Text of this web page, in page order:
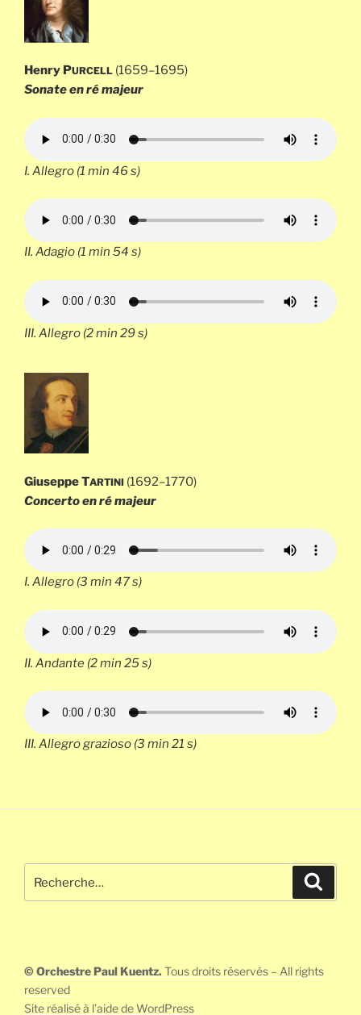
Henry PURCELL (1659–1695)
Sonate en ré majeur
I. Allegro (1 min 46 s)
II. Adagio (1 min 54 s)
III. Allegro (2 min 29 s)
Giuseppe TARTINI (1692–1770)
Concerto en ré majeur
I. Allegro (3 min 47 s)
II. Andante (2 min 25 s)
III. Allegro grazioso (3 min 21 s)
pour
© Orchestre Paul Kuentz.Tous droits réservés – All rights
reserved
Site réalisé à l’aide de WordPress